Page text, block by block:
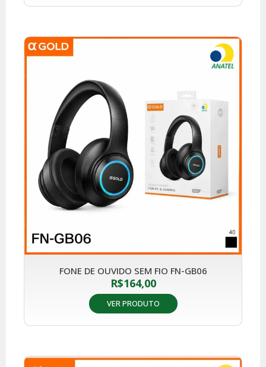
FONE DE OUVIDO SEM FIO FN-GB06
R$164,00
VER PRODUTO